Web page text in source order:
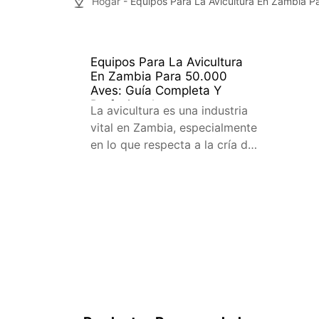
Equipos Para La Avicultura
En Zambia Para 50.000
Aves: Guía Completa Y
Profesional
La avicultura es una industria
vital en Zambia, especialmente
en lo que respecta a la cría de